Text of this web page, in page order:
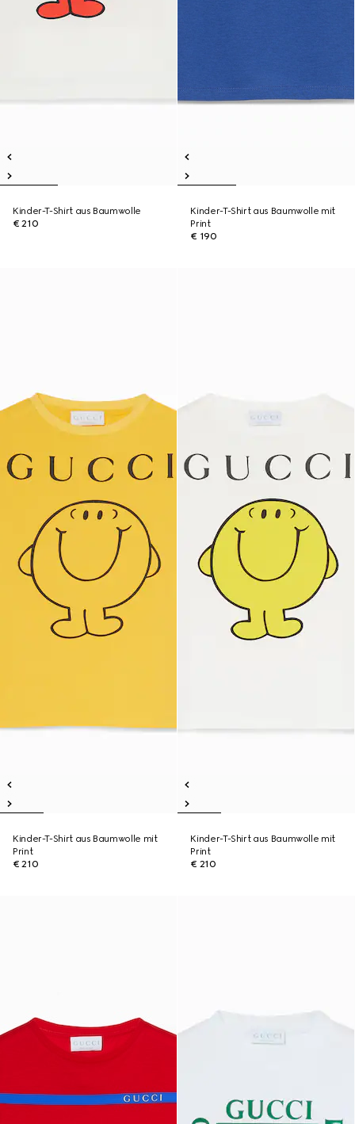
Kinder-T-Shirt aus Baumwolle
€ 210
Kinder-T-Shirt aus Baumwolle mit
Print
€ 190
Kinder-T-Shirt aus Baumwolle mit
Print
€ 210
Kinder-T-Shirt aus Baumwolle mit
Print
€ 210